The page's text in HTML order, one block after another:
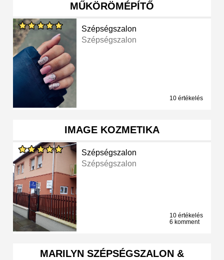
MŰKÖRÖMÉPÍTŐ
Szépségszalon
Szépségszalon
10 értékelés
IMAGE KOZMETIKA
Szépségszalon
Szépségszalon
10 értékelés
6 komment
MARILYN SZÉPSÉGSZALON &